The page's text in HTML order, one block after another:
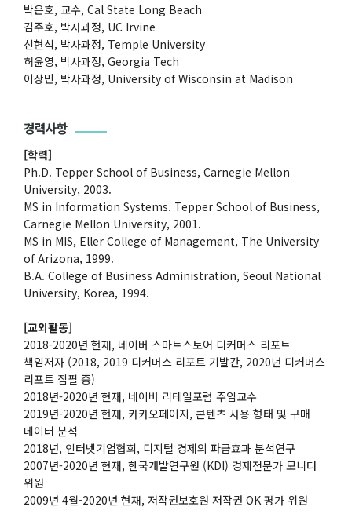
박은호, 교수, Cal State Long Beach
김주호, 박사과정, UC Irvine
신현식, 박사과정, Temple University
허윤영, 박사과정, Georgia Tech
이상민, 박사과정, University of Wisconsin at Madison
경력사항
[학력]
Ph.D. Tepper School of Business, Carnegie Mellon
University, 2003.
MS in Information Systems. Tepper School of Business,
Carnegie Mellon University, 2001.
MS in MIS, Eller College of Management, The University
of Arizona, 1999.
B.A. College of Business Administration, Seoul National
University, Korea, 1994.
[교외활동]
2018-2020년 현재, 네이버 스마트스토어 디커머스 리포트
책임저자 (2018, 2019 디커머스 리포트 기발간, 2020년 디커머스
리포트 집필 중)
2018년-2020년 현재, 네이버 리테일포럼 주임교수
2019년-2020년 현재, 카카오페이지, 콘텐츠 사용 형태 및 구매
데이터 분석
2018년, 인터넷기업협회, 디지털 경제의 파급효과 분석연구
2007년-2020년 현재, 한국개발연구원 (KDI) 경제전문가 모니터
위원
2009년 4월-2020년 현재, 저작권보호원 저작권 OK 평가 위원